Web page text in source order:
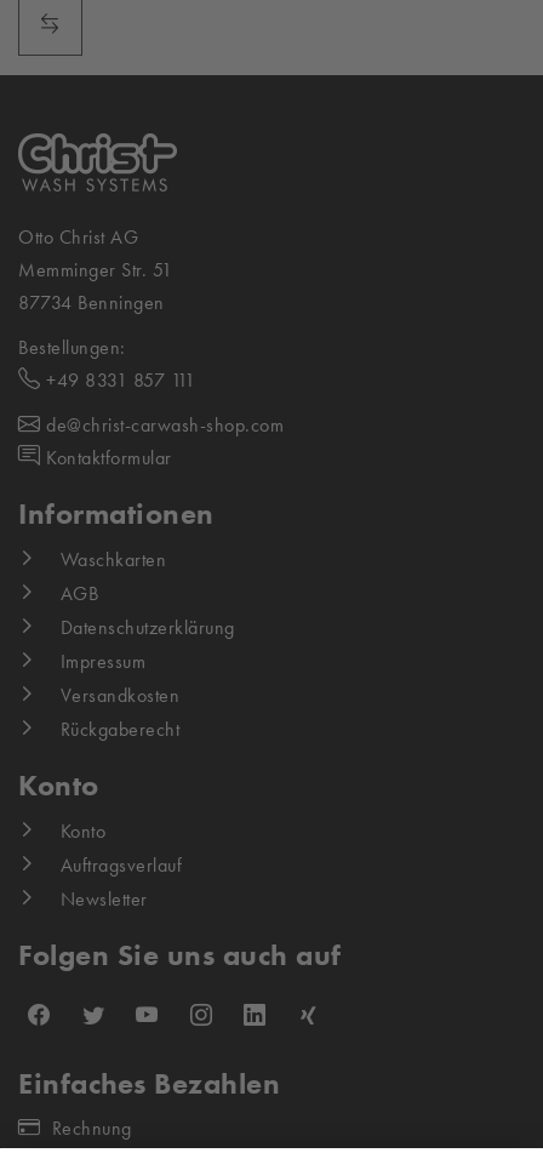
Otto Christ AG
Memminger Str. 51
87734 Benningen
Bestellungen:
+49 8331 857 111
de@christ-carwash-shop.com
Kontaktformular
Informationen
Waschkarten
AGB
Datenschutzerklärung
Impressum
Versandkosten
Rückgaberecht
Konto
Konto
Auftragsverlauf
Newsletter
Folgen Sie uns auch auf
Einfaches Bezahlen
Rechnung